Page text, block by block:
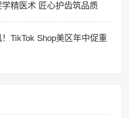
精医术 匠心护齿筑品质
TikTok Shop美区年中促重